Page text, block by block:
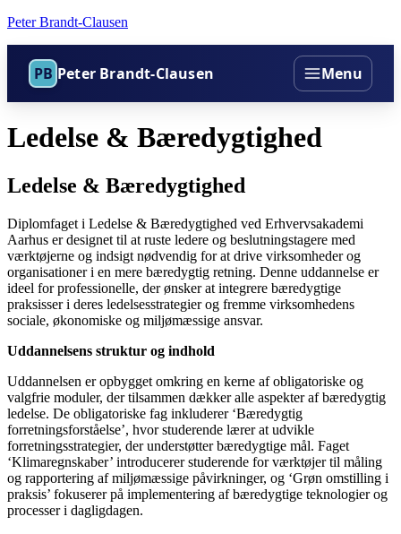
Peter Brandt-Clausen
PB Peter Brandt-Clausen Menu
Ledelse & Bæredygtighed
Ledelse & Bæredygtighed
Diplomfaget i Ledelse & Bæredygtighed ved Erhvervsakademi
Aarhus er designet til at ruste ledere og beslutningstagere med
værktøjerne og indsigt nødvendig for at drive virksomheder og
organisationer i en mere bæredygtig retning. Denne uddannelse er
ideel for professionelle, der ønsker at integrere bæredygtige
praksisser i deres ledelsesstrategier og fremme virksomhedens
sociale, økonomiske og miljømæssige ansvar.
Uddannelsens struktur og indhold
Uddannelsen er opbygget omkring en kerne af obligatoriske og
valgfrie moduler, der tilsammen dækker alle aspekter af bæredygtig
ledelse. De obligatoriske fag inkluderer ‘Bæredygtig
forretningsforståelse’, hvor studerende lærer at udvikle
forretningsstrategier, der understøtter bæredygtige mål. Faget
‘Klimaregnskaber’ introducerer studerende for værktøjer til måling
og rapportering af miljømæssige påvirkninger, og ‘Grøn omstilling i
praksis’ fokuserer på implementering af bæredygtige teknologier og
processer i dagligdagen.